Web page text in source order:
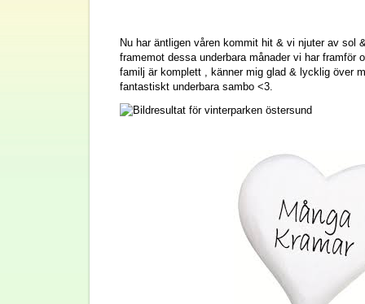
Nu har äntligen våren kommit hit & vi njuter av sol
framemot dessa underbara månader vi har framför
familj är komplett , känner mig glad & lycklig över
fantastiskt underbara sambo <3.